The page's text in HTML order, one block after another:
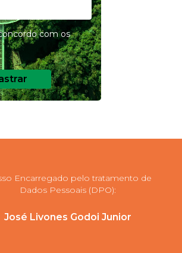
com os
Encarregado pelo tratamento de
Dados Pessoais (DPO):
José Livones Godoi Junior